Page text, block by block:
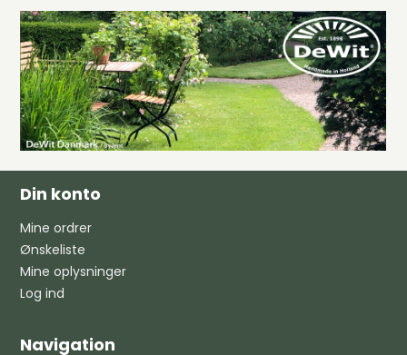
Din konto
Mine ordrer
Ønskeliste
Mine oplysninger
Log ind
Navigation